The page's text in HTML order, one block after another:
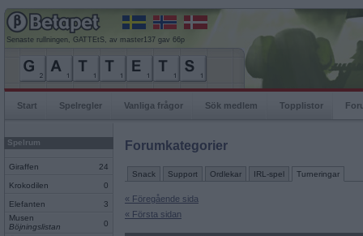
Senaste rullningen, GATTEtS, av master137 gav 66p
Start Spelregler Vanliga frågor Sök medlem Topplistor
Spelrum
Giraffen 24
Krokodilen 0
Elefanten
3
Musen
Böjningslistan
0
Forumkategorier
Snack Support Ordlekar IRL-spel Turneringar
« Föregående sida
« Första sidan